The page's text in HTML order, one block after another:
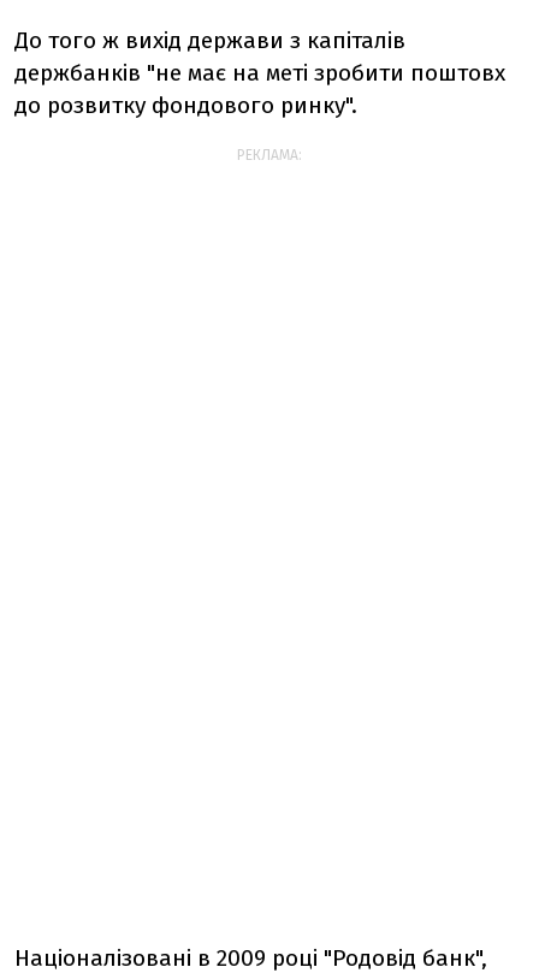
До того ж вихід держави з капіталів
держбанків "не має на меті зробити поштовх
до розвитку фондового ринку".
РЕКЛАМА:
Націоналізовані в 2009 році "Родовід банк",